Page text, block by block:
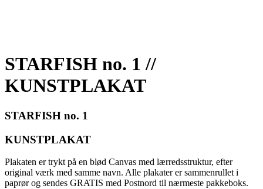
STARFISH no. 1 //
KUNSTPLAKAT
STARFISH no. 1
KUNSTPLAKAT
Plakaten er trykt på en blød Canvas med lærredsstruktur, efter
original værk med samme navn. Alle plakater er sammenrullet i
paprør og sendes GRATIS med Postnord til nærmeste pakkeboks.